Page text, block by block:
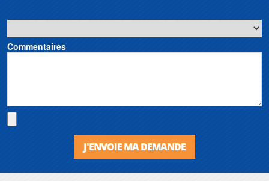
Commentaires
J'ENVOIE MA DEMANDE